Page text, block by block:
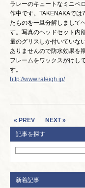
ラレーのキュートなミニベ
作中です。TAKENAKAでは
たものを一旦分解しまして
す。写真のヘッドセット内
量のグリスしか付いていな
ありませんので防水効果を
フレームをワックスがけし
す。
http://www.raleigh.jp/
« PREV
NEXT »
記事を探す
新着記事